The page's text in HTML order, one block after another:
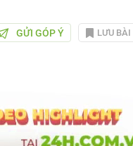
GỬI GÓP Ý LƯU BÀI